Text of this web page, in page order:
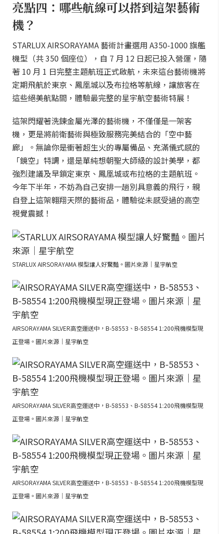
亮點四：哪些航線可以搭到這架藝術
機？
STARLUX AIRSORAYAMA 藝術計畫選用 A350-1000 旗艦
機型（共 350 個座位），自 7 月 12 日起已投入營運，隨
著 10 月 1 日完整主題航班正式啟航，未來這台藝術機將
定期飛航於東京、鳳凰城以及布拉格等航線，讓旅客在
這些絕美航點間，體驗最完整的星宇航空藝術特展！
這架閃耀著洗鍊金屬光澤的藝術機，不僅僅是一架客
機，更是將前衛藝術與極致服務完美結合的「空中藝
廊」。無論你是衝著超生火的專屬備品、充滿儀式感的
「鏡空」特調，還是單純想朝聖大師級的設計美學，都
強烈建議及早鎖定東京、鳳凰城或布拉格的主題航班。
今年下半年，不妨為自己安排一趟別具意義的飛行，親
自登上這架翱翔天際的藝術品，體驗從未感受過的高空
視覺震撼！
STARLUX AIRSORAYAMA 模型讓人好驚豔。圖片來源｜星宇航空
AIRSORAYAMA SILVER高空運送中，B-58553、B-58554 1:200飛機模型現
正登場。圖片來源｜星宇航空
AIRSORAYAMA SILVER高空運送中，B-58553、B-58554 1:200飛機模型現
正登場。圖片來源｜星宇航空
AIRSORAYAMA SILVER高空運送中，B-58553、B-58554 1:200飛機模型現
正登場。圖片來源｜星宇航空